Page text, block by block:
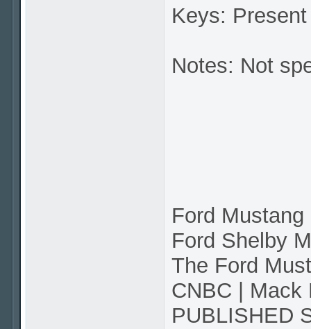
Keys: Present
Notes: Not
Ford
Ford Shelby
The Ford
CNBC | Mack
PUBLISHED